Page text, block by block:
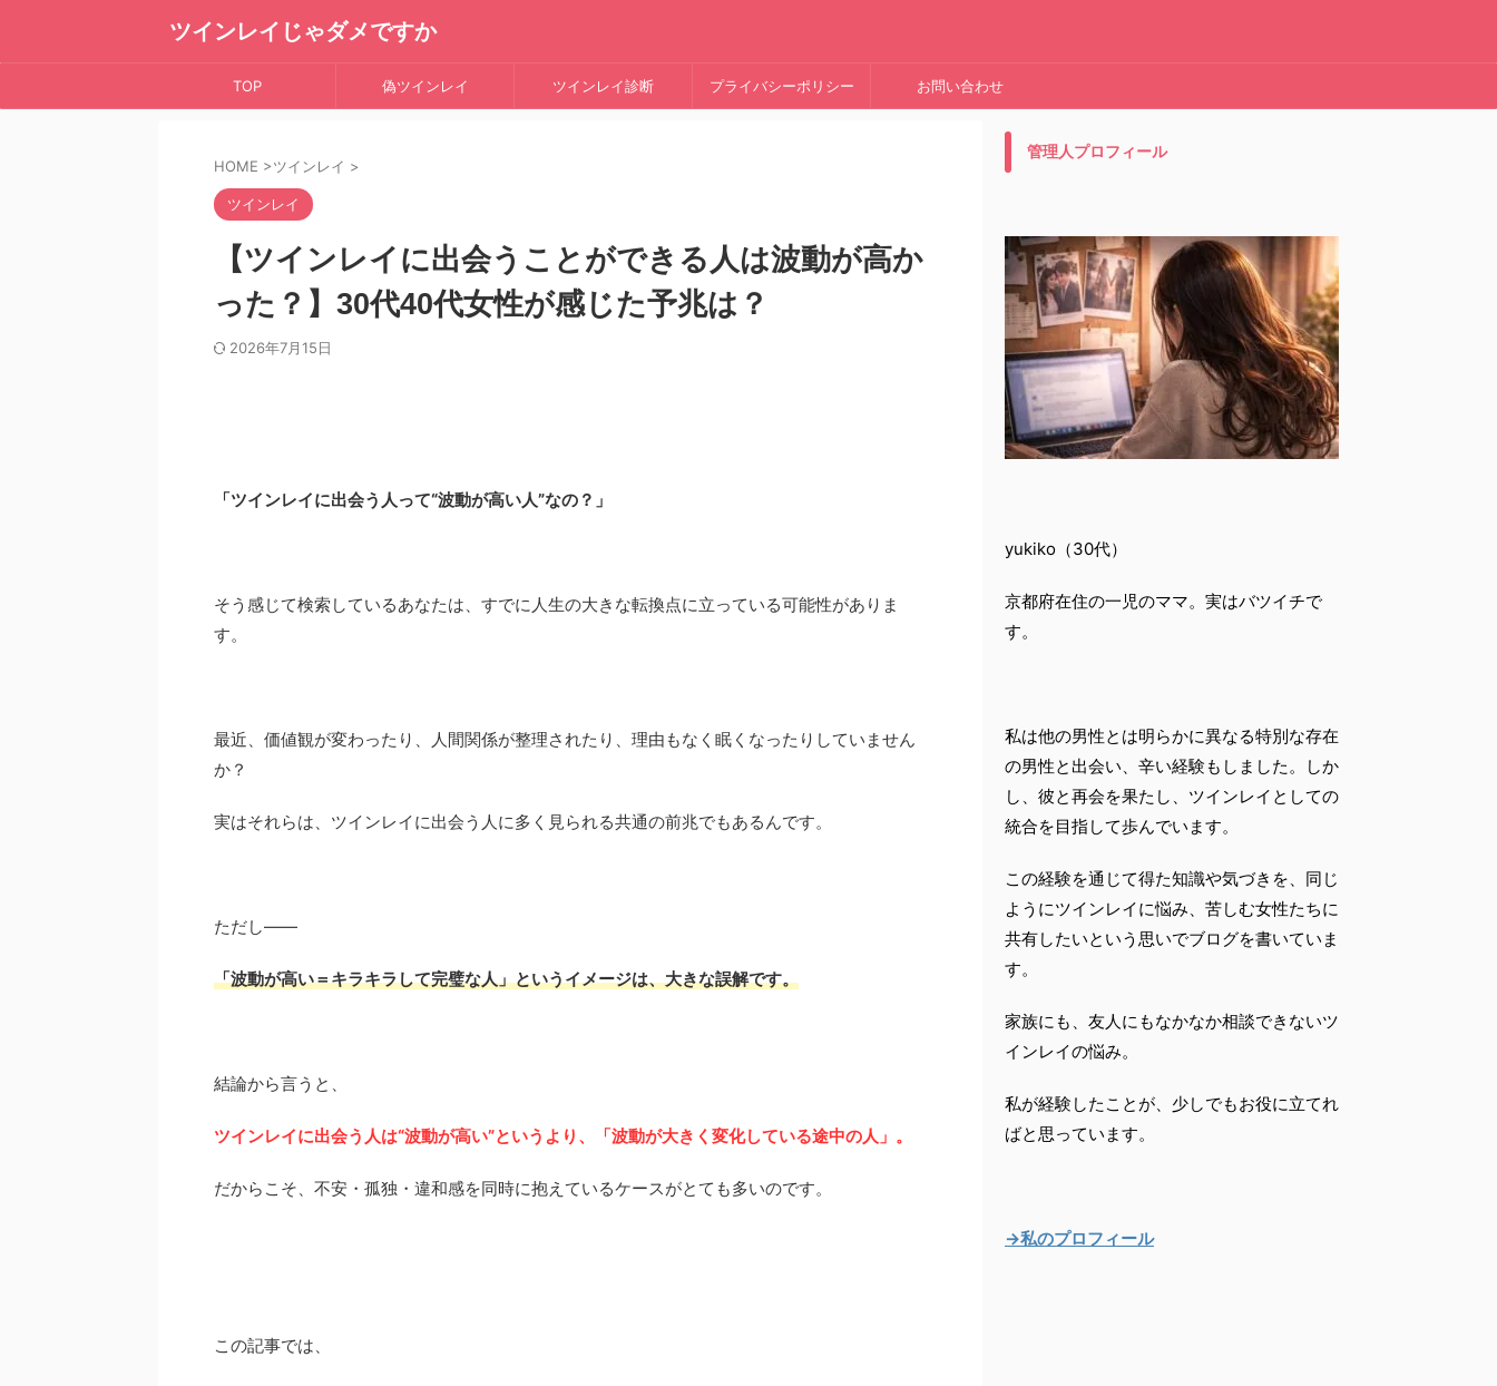
ツインレイじゃダメですか
TOP 偽ツインレイ ツインレイ診断 プライバシーポリシー お問い合わせ
HOME >ツインレイ >
ツインレイ
【ツインレイに出会うことができる人は波動が高か
った？】30代40代女性が感じた予兆は？
2026年7月15日
「ツインレイに出会う人って“波動が高い人”なの？」
そう感じて検索しているあなたは、すでに人生の大きな転換点に立っている可能性がありま
す。
最近、価値観が変わったり、人間関係が整理されたり、理由もなく眠くなったりしていません
か？
実はそれらは、ツインレイに出会う人に多く見られる共通の前兆でもあるんです。
ただし――
「波動が高い＝キラキラして完璧な人」というイメージは、大きな誤解です。
結論から言うと、
ツインレイに出会う人は“波動が高い”というより、「波動が大きく変化している途中の人」。
だからこそ、不安・孤独・違和感を同時に抱えているケースがとても多いのです。
この記事では、
管理人プロフィール
yukiko（30代）
京都府在住の一児のママ。実はバツイチで
す。
私は他の男性とは明らかに異なる特別な存在
の男性と出会い、辛い経験もしました。しか
し、彼と再会を果たし、ツインレイとしての
統合を目指して歩んでいます。
この経験を通じて得た知識や気づきを、同じ
ようにツインレイに悩み、苦しむ女性たちに
共有したいという思いでブログを書いていま
す。
家族にも、友人にもなかなか相談できないツ
インレイの悩み。
私が経験したことが、少しでもお役に立てれ
ばと思っています。
→私のプロフィール